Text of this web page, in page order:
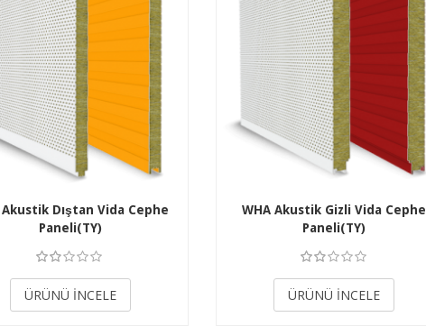
Akustik Dıştan Vida Cephe
Paneli(TY)
3.50
ÜRÜNÜ İNCELE
WHA Akustik Gizli Vida Cephe
Paneli(TY)
3.50
ÜRÜNÜ İNCELE